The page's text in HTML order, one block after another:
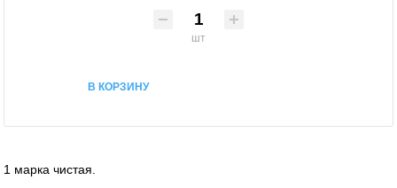
шт
В КОРЗИНУ
1 марка чистая.